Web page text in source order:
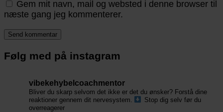
Gem mit navn, mail og websted i denne browser til
næste gang jeg kommenterer.
Følg med på instagram
vibekehybelcoachmentor
Bliver du skarp selvom det ikke er det du ønsker? Forstå dine
reaktioner gennem dit nervesystem.
Stop dig selv før du
overreagerer